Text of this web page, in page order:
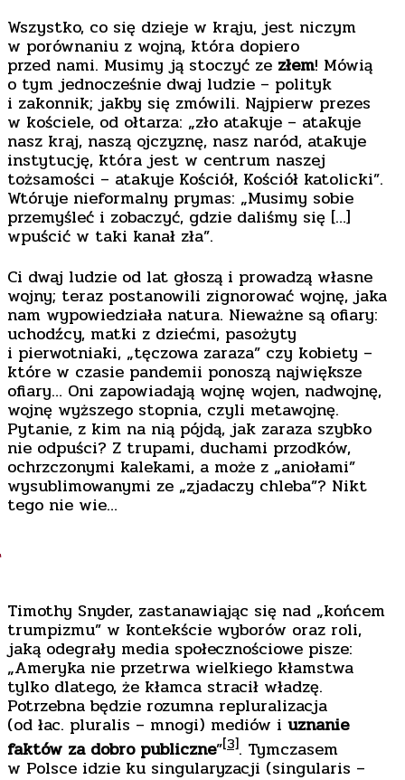
Wszystko, co się dzieje w kraju, jest niczym
w porównaniu z wojną, która dopiero
przed nami. Musimy ją stoczyć ze złem! Mówią
o tym jednocześnie dwaj ludzie – polityk
i zakonnik; jakby się zmówili. Najpierw prezes
w kościele, od ołtarza: „zło atakuje – atakuje
nasz kraj, naszą ojczyznę, nasz naród, atakuje
instytucję, która jest w centrum naszej
tożsamości – atakuje Kościół, Kościół katolicki”.
Wtóruje nieformalny prymas: „Musimy sobie
przemyśleć i zobaczyć, gdzie daliśmy się […]
wpuścić w taki kanał zła”.
Ci dwaj ludzie od lat głoszą i prowadzą własne
wojny; teraz postanowili zignorować wojnę, jaka
nam wypowiedziała natura. Nieważne są ofiary:
uchodźcy, matki z dziećmi, pasożyty
i pierwotniaki, „tęczowa zaraza” czy kobiety –
które w czasie pandemii ponoszą największe
ofiary… Oni zapowiadają wojnę wojen, nadwojnę,
wojnę wyższego stopnia, czyli metawojnę.
Pytanie, z kim na nią pójdą, jak zaraza szybko
nie odpuści? Z trupami, duchami przodków,
ochrzczonymi kalekami, a może z „aniołami”
wysublimowanymi ze „zjadaczy chleba”? Nikt
tego nie wie…
Timothy Snyder, zastanawiając się nad „końcem
trumpizmu” w kontekście wyborów oraz roli,
jaką odegrały media społecznościowe pisze:
„Ameryka nie przetrwa wielkiego kłamstwa
tylko dlatego, że kłamca stracił władzę.
Potrzebna będzie rozumna repluralizacja
(od łac. pluralis – mnogi) mediów i uznanie
faktów za dobro publiczne”[3]. Tymczasem
w Polsce idzie ku singularyzacji (singularis –